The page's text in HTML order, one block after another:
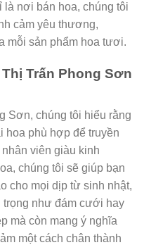
là nơi bán hoa, chúng tôi
cảm yêu thương,
mỗi sản phẩm hoa tươi.
Trấn Phong Sơn
Sơn, chúng tôi hiểu rằng
hoa phù hợp để truyền
viên giàu kinh
chúng tôi sẽ giúp bạn
cho mọi dịp từ sinh nhật,
trọng như đám cưới hay
mà còn mang ý nghĩa
một cách chân thành